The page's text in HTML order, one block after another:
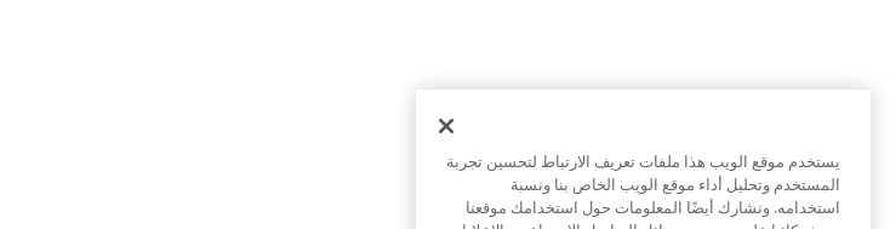
يستخدم موقع الويب هذا ملفات تعريف الارتباط لتحسين تجربة
المستخدم وتحليل أداء موقع الويب الخاص بنا ونسبة
استخدامه. ونشارك أيضًا المعلومات حول استخدامك موقعنا